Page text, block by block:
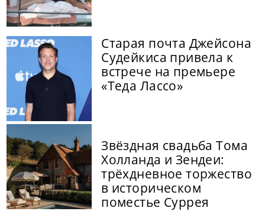
Старая почта Джейсона
Судейкиса привела к
встрече на премьере
«Теда Лассо»
Звёздная свадьба Тома
Холланда и Зендеи:
трёхдневное торжество
в историческом
поместье Суррея